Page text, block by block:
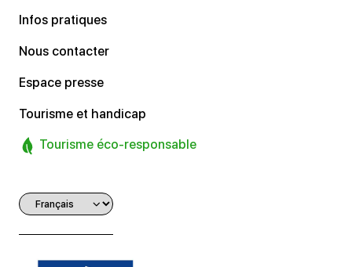
Infos pratiques
Nous contacter
Espace presse
Tourisme et handicap
Tourisme éco-responsable